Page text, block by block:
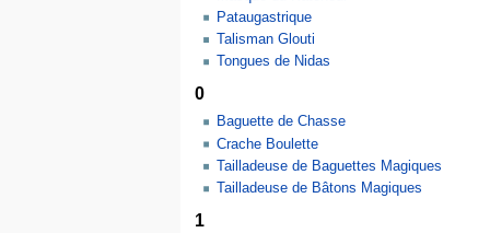
Pataugastrique
Talisman Glouti
Tongues de Nidas
0
Baguette de Chasse
Crache Boulette
Tailladeuse de Baguettes Magiques
Tailladeuse de Bâtons Magiques
1